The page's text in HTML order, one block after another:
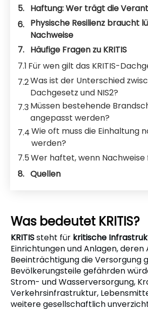
5. Haftung: Wer trägt die
6. Physische Resilienz braucht
Nachweise
7. Häufige Fragen zu KRITIS
7.1 Für wen gilt das KRITIS-
7.2Was ist der Unterschied
Dachgesetz und NIS2?
7.3Müssen bestehende
angepasst werden?
7.4Wie oft muss die Einhaltung
werden?
7.5Wer haftet, wenn Nachweise
8. Quellen
Was bedeutet KRITIS?
KRITISsteht für kritische
Einrichtungen und Anlagen, deren
Beeinträchtigung die Versorgung
Bevölkerungsteile gefährden
Strom- und Wasserversorgung,
Verkehrsinfrastruktur,
weitere gesellschaftlich